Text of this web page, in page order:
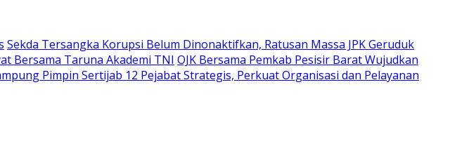
Sekda Tersangka Korupsi Belum Dinonaktifkan, Ratusan Massa JPK Geruduk
Bersama Taruna Akademi TNI OJK Bersama Pemkab Pesisir Barat Wujudkan
Pimpin Sertijab 12 Pejabat Strategis, Perkuat Organisasi dan Pelayanan